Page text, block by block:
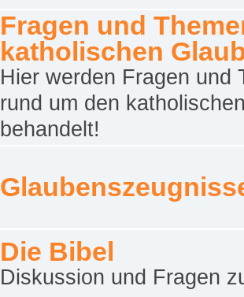
Fragen und
katholischen
Hier werden Fragen und
rund um den
behandelt!
Die Bibel
Diskussion und Fragen